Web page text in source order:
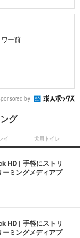
ー前
by
グ
HD | 手軽にストリ
ミングメディアプ
HD | 手軽にストリ
ミングメディアプ
イ 犬用トイレ